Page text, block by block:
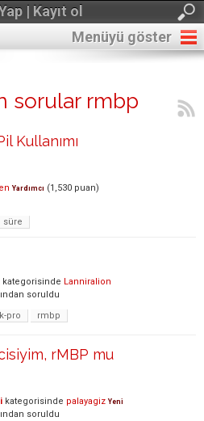
| Kayıt ol
Menüyü göster
sorular rmbp
Kullanımı
Yardımcı (1,530 puan)
süre
kategorisinde Lanniralion
soruldu
pro rmbp
rMBP mu
kategorisinde palayagiz Yeni
soruldu